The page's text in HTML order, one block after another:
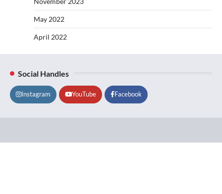
May 2022
April 2022
Social Handles
Instagram YouTube Facebook